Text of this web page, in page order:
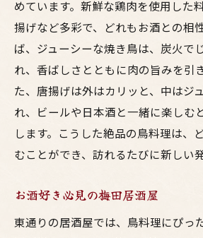
鳥料理と共に楽しむお得な
コスパに優れた居酒屋を厳
梅田東通りの居酒屋で過ごす
素晴らしい組み合わせ
地酒が引き立てる鳥料理の
夜景と共に楽しむ梅田の
東通りでの至福のひととき
居心地抜群の居酒屋での夜
梅田で味わう鳥料理と地酒
めています。新鮮な鶏肉を使用した
揚げなど多彩で、どれもお酒との相
ば、ジューシーな焼き鳥は、炭火で
れ、香ばしさとともに肉の旨みを引
た、唐揚げは外はカリッと、中はジ
れ、ビールや日本酒と一緒に楽しむ
します。こうした絶品の鳥料理は、
むことができ、訪れるたびに新しい
お酒好き必見の梅田居酒屋
東通りの居酒屋では、鳥料理にぴっ